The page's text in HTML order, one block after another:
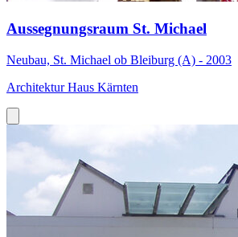
Aussegnungsraum St. Michael
Neubau, St. Michael ob Bleiburg (A) - 2003
Architektur Haus Kärnten